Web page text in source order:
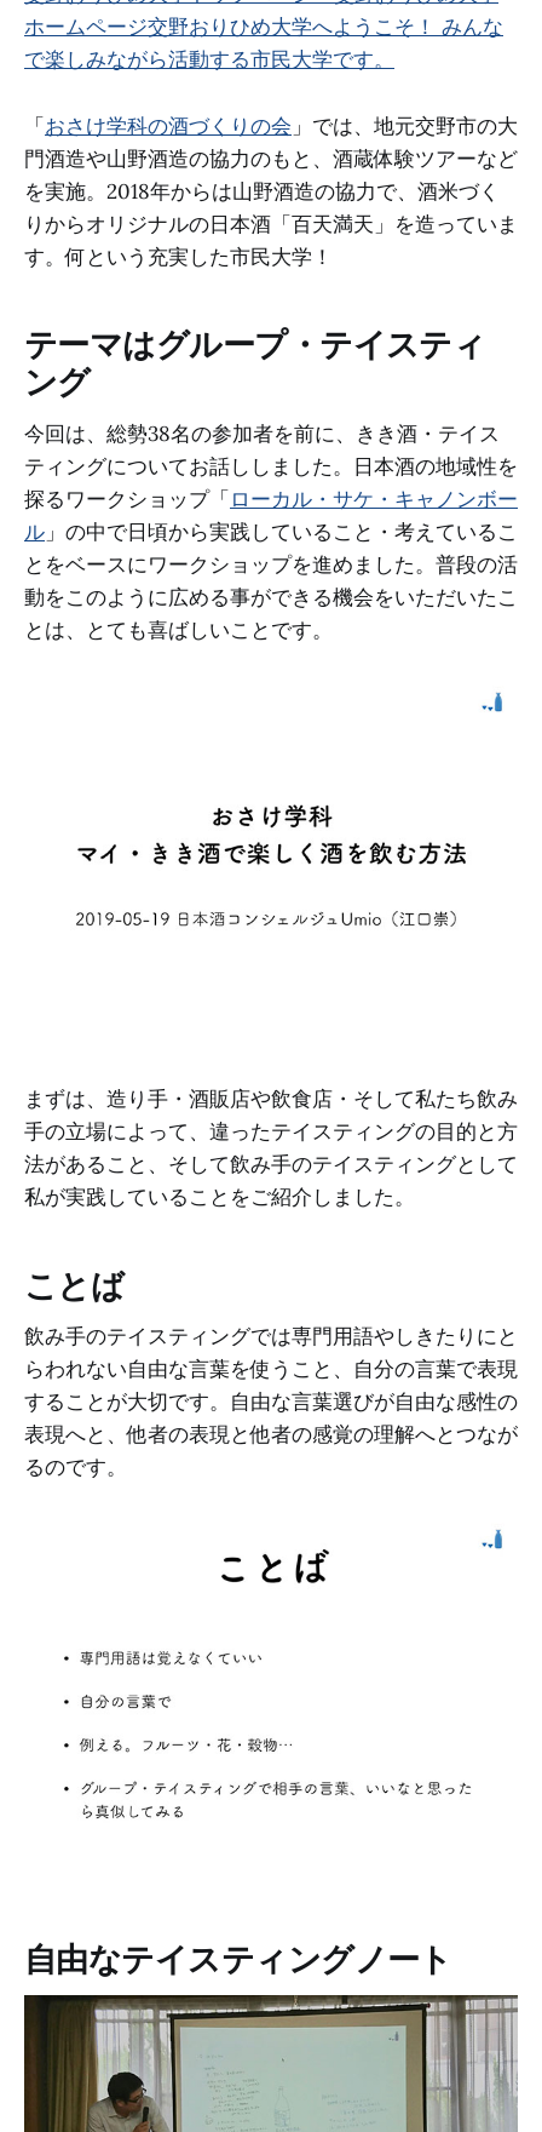
ホームページ交野おりひめ大学へようこそ！ みんな
で楽しみながら活動する市民大学です。
「おさけ学科の酒づくりの会 」では、地元交野市の大
門酒造や山野酒造の協力のもと、酒蔵体験ツアーなど
を実施。2018年からは山野酒造の協力で、酒米づく
りからオリジナルの日本酒「百天満天」を造っていま
す。何という充実した市民大学！
テーマはグループ・テイスティ
ング
今回は、総勢38名の参加者を前に、きき酒・テイス
ティングについてお話ししました。日本酒の地域性を
探るワークショップ「ローカル・サケ・キャノンボー
ル 」の中で日頃から実践していること・考えているこ
とをベースにワークショップを進めました。普段の活
動をこのように広める事ができる機会をいただいたこ
とは、とても喜ばしいことです。
まずは、造り手・酒販店や飲食店・そして私たち飲み
手の立場によって、違ったテイスティングの目的と方
法があること、そして飲み手のテイスティングとして
私が実践していることをご紹介しました。
ことば
飲み手のテイスティングでは専門用語やしきたりにと
らわれない自由な言葉を使うこと、自分の言葉で表現
することが大切です。自由な言葉選びが自由な感性の
表現へと、他者の表現と他者の感覚の理解へとつなが
るのです。
自由なテイスティングノート